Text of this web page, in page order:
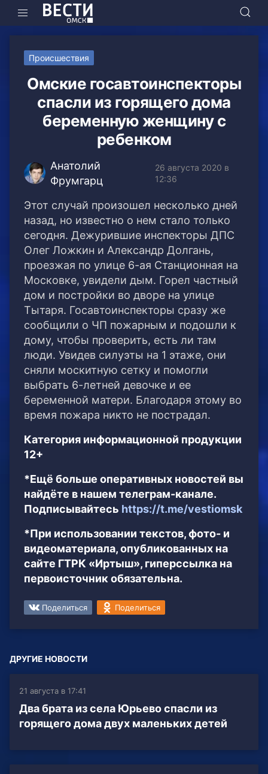
Происшествия
Омские госавтоинспекторы
спасли из горящего дома
беременную женщину с
ребенком
Анатолий
Фрумгарц
26 августа 2020 в
12:36
Этот случай произошел несколько дней
назад, но известно о нем стало только
сегодня. Дежурившие инспекторы ДПС
Олег Ложкин и Александр Долгань,
проезжая по улице 6-ая Станционная на
Московке, увидели дым. Горел частный
дом и постройки во дворе на улице
Тытаря. Госавтоинспекторы сразу же
сообщили о ЧП пожарным и подошли к
дому, чтобы проверить, есть ли там
люди. Увидев силуэты на 1 этаже, они
сняли москитную сетку и помогли
выбрать 6-летней девочке и ее
беременной матери. Благодаря этому во
время пожара никто не пострадал.
Категория информационной продукции
12+
*Ещё больше оперативных новостей вы
найдёте в нашем телеграм-канале.
Подписывайтесь https://t.me/vestiomsk
*При использовании текстов, фото- и
видеоматериала, опубликованных на
сайте ГТРК «Иртыш», гиперссылка на
первоисточник обязательна.
Поделиться Поделиться
ДРУГИЕ НОВОСТИ
21 августа в 17:41
Два брата из села Юрьево спасли из
горящего дома двух маленьких детей